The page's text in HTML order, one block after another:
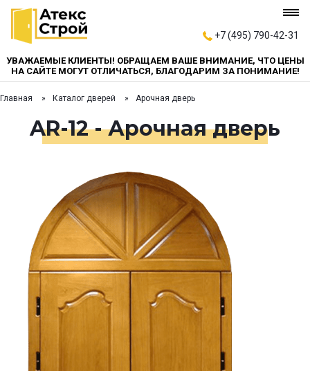
+7 (495) 790-42-31
УВАЖАЕМЫЕ КЛИЕНТЫ! ОБРАЩАЕМ ВАШЕ ВНИМАНИЕ, ЧТО ЦЕНЫ
НА САЙТЕ МОГУТ ОТЛИЧАТЬСЯ, БЛАГОДАРИМ ЗА ПОНИМАНИЕ!
Главная Каталог дверей Арочная дверь
AR-12 - Арочная дверь